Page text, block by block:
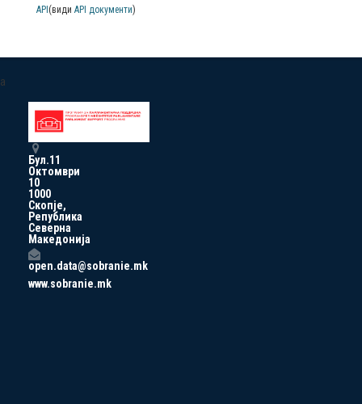
API (види API документи)
a
Бул.11
Октомври
10
1000
Скопје,
Република
Северна
Македонија
open.data@sobranie.mk
www.sobranie.mk